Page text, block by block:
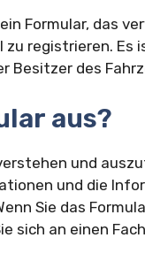
Formular, das
registrieren. Es
Besitzer des
aus?
und
und die
Sie das
sich an einen